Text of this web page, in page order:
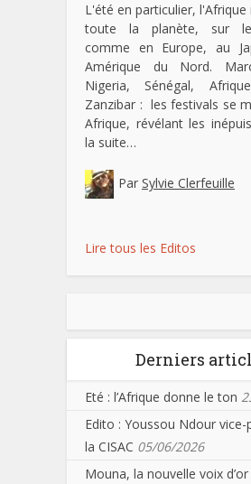
L'été en particulier,
toute la planète, sur
comme en Europe, au
Amérique du Nord.
Nigeria, Sénégal,
Zanzibar : les festivals se
Afrique, révélant les
la suite…
Par Sylvie Clerfeuille
Lire tous les Editos
Derniers
Eté : l’Afrique donne le ton
Edito : Youssou Ndour vice-
la CISAC 05/06/2026
Mouna, la nouvelle voix